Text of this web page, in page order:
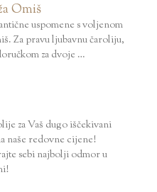
Omiš
uspomene s voljenom
Za pravu ljubavnu čaroliju,
za dvoje …
za Vaš dugo iščekivani
naše redovne cijene!
sebi najbolji odmor u